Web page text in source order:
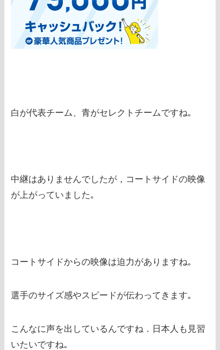
白が代表チーム、青がセレクトチームですね｡
中継はありませんでしたが，コートサイドの映像
が上がっていました｡
コートサイドからの映像は迫力がありますね｡
選手のサイズ感やスピードが伝わってきます｡
こんなに声を出しているんですね．日本人も見習
いたいですね｡